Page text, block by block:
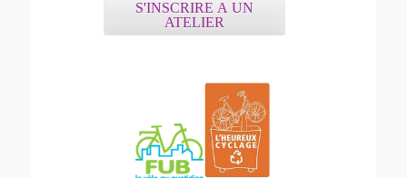
S'INSCRIRE A UN
ATELIER